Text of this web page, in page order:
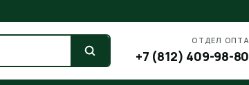
ОТДЕЛ ОПТА
+7 (812) 409-98-80